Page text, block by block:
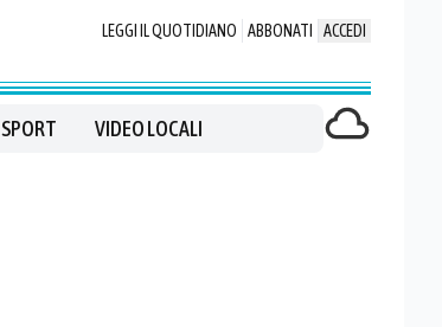
LEGGI IL QUOTIDIANO ABBONATI ACCEDI
SPORT VIDEO LOCALI